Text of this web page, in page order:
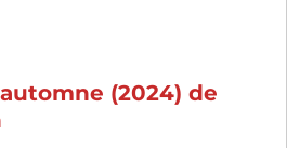
(2024) de